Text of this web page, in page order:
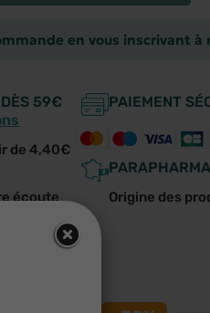
en vous inscrivant à
59€
de 4,40€
PAIEMENT
écoute Origine des